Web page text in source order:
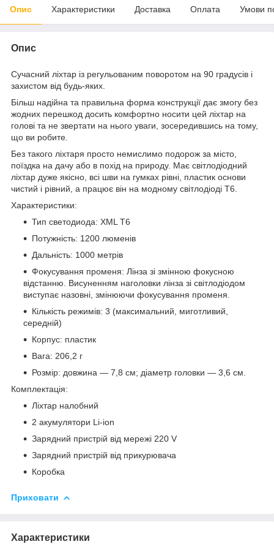
Опис Характеристики Доставка Оплата Умови
Опис
Сучасний ліхтар із регульованим поворотом на 90 градусів і
захистом від будь-яких.
Більш надійна та правильна форма конструкції дає змогу без
жодних перешкод досить комфортно носити цей ліхтар на
голові та не звертати на нього уваги, зосередившись на тому,
що ви робите.
Без такого ліхтаря просто немислимо подорож за місто,
поїздка на дачу або в похід на природу. Має світлодіодний
ліхтар дуже якісно, всі шви на гумках рівні, пластик основи
чистий і рівний, а працює він на модному світлодіоді Т6.
Характеристики:
Тип светодиода: XML T6
Потужність: 1200 люменів
Дальність: 1000 метрів
Фокусування променя: Лінза зі змінною фокусною
відстанню. Висуненням наголовки лінза зі світлодіодом
виступає назовні, змінюючи фокусування променя.
Кількість режимів: 3 (максимальний, миготливий,
середній)
Корпус: пластик
Вага: 206,2 г
Розмір: довжина — 7,8 см; діаметр головки — 3,6 см.
Комплектація:
Ліхтар налобний
2 акумулятори Li-ion
Зарядний пристрій від мережі 220 V
Зарядний пристрій від прикурювача
Коробка
Приховати
Характеристики